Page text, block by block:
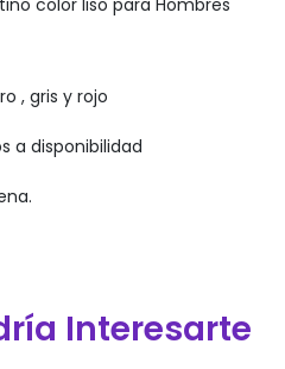
, gris y rojo
a disponibilidad
Interesarte